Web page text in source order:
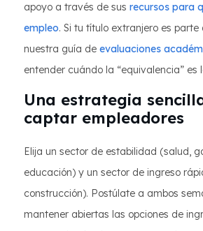
apoyo a través de sus recursos para
empleo. Si tu título extranjero es parte
nuestra guía de evaluaciones
entender cuándo la “equivalencia” es
Una estrategia
captar empleadores
Elija un sector de estabilidad (salud,
educación) y un sector de ingreso
construcción). Postúlate a ambos
mantener abiertas las opciones de